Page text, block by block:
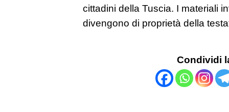
cittadini della Tuscia. I materiali
divengono di proprietà della
Condividi